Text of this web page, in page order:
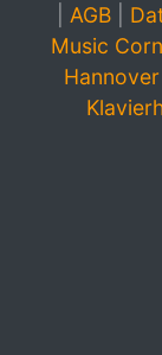
AGB
Music
Hannover